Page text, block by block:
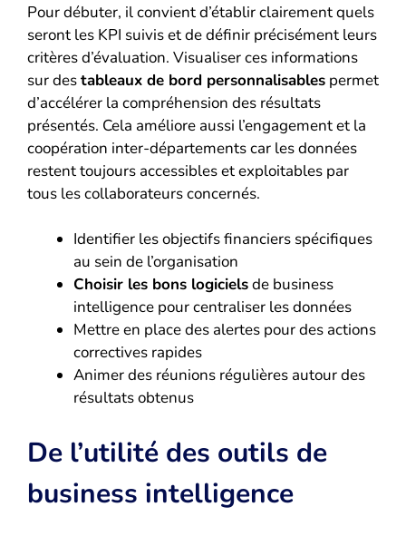
Pour débuter, il convient d’établir clairement quels
seront les KPI suivis et de définir précisément leurs
critères d’évaluation. Visualiser ces informations
sur destableaux de bord personnalisables permet
d’accélérer la compréhension des résultats
présentés. Cela améliore aussi l’engagement et la
coopération inter-départements car les données
restent toujours accessibles et exploitables par
tous les collaborateurs concernés.
Identifier les objectifs financiers spécifiques
au sein de l’organisation
Choisir les bons logicielsde business
intelligence pour centraliser les données
Mettre en place des alertes pour des actions
correctives rapides
Animer des réunions régulières autour des
résultats obtenus
De l’utilité des outils de
business intelligence